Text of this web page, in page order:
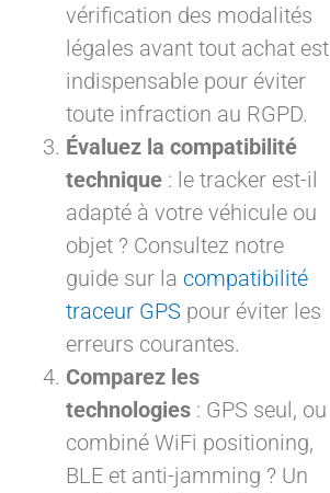
vérification des modalités
légales avant tout achat est
indispensable pour éviter
toute infraction au RGPD.
Évaluez la compatibilité
technique : le tracker est-il
adapté à votre véhicule ou
objet ? Consultez notre
guide sur la compatibilité
traceur GPS pour éviter les
erreurs courantes.
Comparez les
technologies : GPS seul, ou
combiné WiFi positioning,
BLE et anti-jamming ? Un